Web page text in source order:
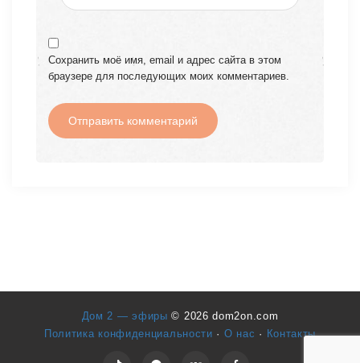
Сохранить моё имя, email и адрес сайта в этом
браузере для последующих моих комментариев.
Дом 2 — эфиры© 2026 dom2on.com
Политика конфиденциальности · О нас · Контакты